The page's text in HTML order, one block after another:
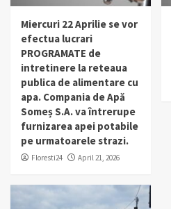
Miercuri 22 Aprilie se vor
efectua lucrari
PROGRAMATE de
intretinere la reteaua
publica de alimentare cu
apa. Compania de Apă
Someș S.A. va întrerupe
furnizarea apei potabile
pe urmatoarele strazi.
Floresti24 April 21, 2026